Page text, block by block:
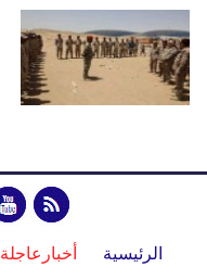
الرئيسية أخبارعاجلة